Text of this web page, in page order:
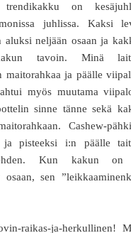
on
juhlissa. Kaksi
neljään osaan ja
tavoin. Minä
maitorahkaa ja päälle
myös muutama
sinne tänne sekä
Cashew-
pisteeksi i:n päälle
Kun kakun
sen
raikas-ja-herkullinen!